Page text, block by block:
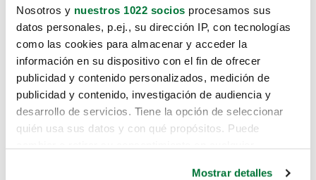
Nosotros y nuestros 1022 socios procesamos sus
datos personales, p.ej., su dirección IP, con tecnologías
como las cookies para almacenar y acceder la
información en su dispositivo con el fin de ofrecer
publicidad y contenido personalizados, medición de
publicidad y contenido, investigación de audiencia y
desarrollo de servicios. Tiene la opción de seleccionar
quién usa sus datos y con qué propósitos. Puede
Mostrar detalles
Lo sentimos, no sabemos como
te hemos traido hasta aquí.
Pero puedes encontrar el coche que estás
buscando en alguno de estos enlaces: